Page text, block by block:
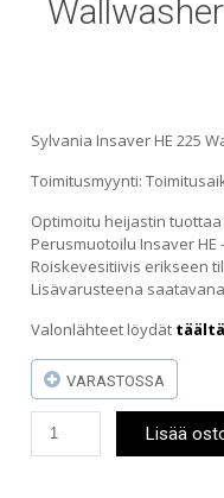
Sylvania Insaver HE 225
Toimitusmyynti:
Optimoitu heijastin
Perusmuotoilu Insaver
Roiskevesitiivis erikseen
Lisävarusteena
Valonlähteet löydät
VARASTOSSA
Insaver
Lisää